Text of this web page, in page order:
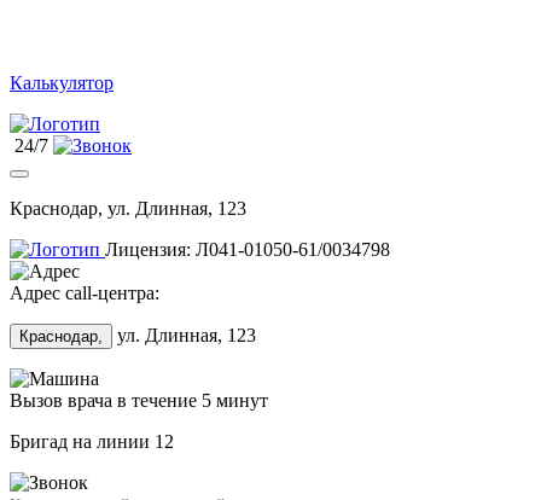
Калькулятор
24/7
Краснодар, ул. Длинная, 123
Лицензия: Л041-01050-61/0034798
Адрес call-центра:
Краснодар, ул. Длинная, 123
Вызов врача в течение 5 минут
Бригад на линии 12